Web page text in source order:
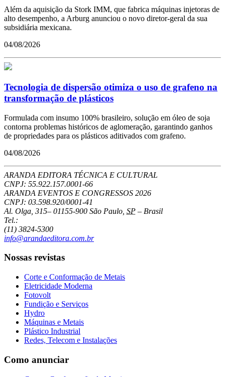
Além da aquisição da Stork IMM, que fabrica máquinas injetoras de
alto desempenho, a Arburg anunciou o novo diretor-geral da sua
subsidiária mexicana.
04/08/2026
Tecnologia de dispersão otimiza o uso de grafeno na
transformação de plásticos
Formulada com insumo 100% brasileiro, solução em óleo de soja
contorna problemas históricos de aglomeração, garantindo ganhos
de propriedades para os plásticos aditivados com grafeno.
04/08/2026
ARANDA EDITORA TÉCNICA E CULTURAL
CNPJ: 55.922.157.0001-66
ARANDA EVENTOS E CONGRESSOS 2026
CNPJ: 03.598.920/0001-41
Al. Olga, 315– 01155-900 São Paulo SP – Brasil
Tel.:
(11) 3824-5300
info@arandaeditora.com.br
Nossas revistas
Corte e Conformação de Metais
Eletricidade Moderna
Fotovolt
Fundição e Serviços
Hydro
Máquinas e Metais
Plástico Industrial
Redes, Telecom e Instalações
Como anunciar